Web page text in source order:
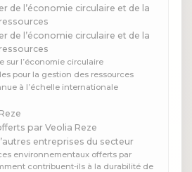
de l’économie circulaire et de la
de l’économie circulaire et de la
sur l’économie circulaire
pour la gestion des ressources
à l’échelle internationale
par Veolia Reze
entreprises du secteur
environnementaux offerts par
contribuent-ils à la durabilité de